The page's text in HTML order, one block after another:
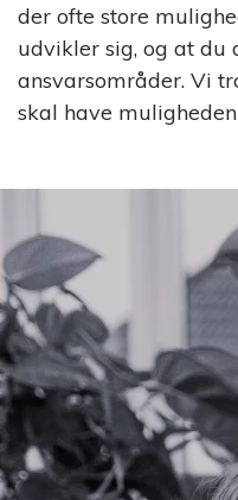
der ofte store
udvikler sig, og at du
ansvarsområder. Vi
skal have